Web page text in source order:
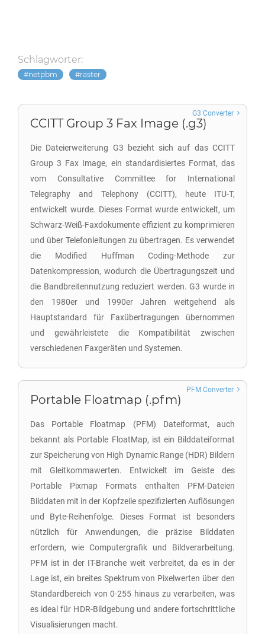
Schlagwörter:
netpbm raster
CCITT Group 3 Fax Image (.g3)
Die Dateierweiterung G3 bezieht sich auf das CCITT
Group 3 Fax Image, ein standardisiertes Format, das
vom Consultative Committee for International
Telegraphy and Telephony (CCITT), heute ITU-T,
entwickelt wurde. Dieses Format wurde entwickelt, um
Schwarz-Weiß-Faxdokumente effizient zu komprimieren
und über Telefonleitungen zu übertragen. Es verwendet
die Modified Huffman Coding-Methode zur
Datenkompression, wodurch die Übertragungszeit und
die Bandbreitennutzung reduziert werden. G3 wurde in
den 1980er und 1990er Jahren weitgehend als
Hauptstandard für Faxübertragungen übernommen
und gewährleistete die Kompatibilität zwischen
verschiedenen Faxgeräten und Systemen.
G3 Converter
Portable Floatmap (.pfm)
Das Portable Floatmap (PFM) Dateiformat, auch
bekannt als Portable FloatMap, ist ein Bilddateiformat
zur Speicherung von High Dynamic Range (HDR) Bildern
mit Gleitkommawerten. Entwickelt im Geiste des
Portable Pixmap Formats enthalten PFM-Dateien
Bilddaten mit in der Kopfzeile spezifizierten Auflösungen
und Byte-Reihenfolge. Dieses Format ist besonders
nützlich für Anwendungen, die präzise Bilddaten
erfordern, wie Computergrafik und Bildverarbeitung.
PFM ist in der IT-Branche weit verbreitet, da es in der
Lage ist, ein breites Spektrum von Pixelwerten über den
Standardbereich von 0-255 hinaus zu verarbeiten, was
es ideal für HDR-Bildgebung und andere fortschrittliche
Visualisierungen macht.
PFM Converter